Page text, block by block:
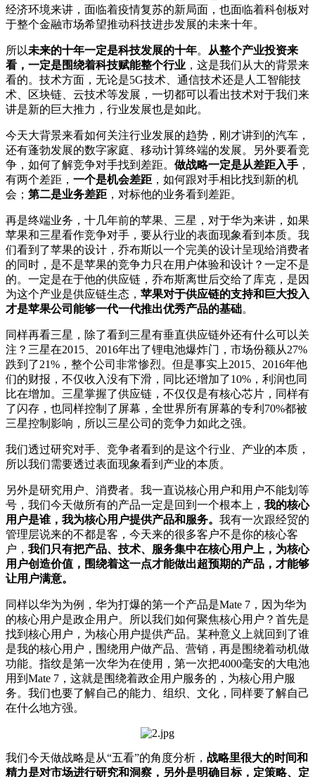
经济环境来讲，面临着疫情复苏的新局面，也面临着科创板对
于整个金融市场希望推动科技进步发展的未来十年。
所以未来的十年一定是科技发展的十年。
从整个产业投资来
看，一定是围绕着科技赋能整个行业 ，这是我们从大的背景来
看的。技术方面，无论是5G技术、通信技术还是人工智能技
术、区块链、云技术等发展，一切都可以看出技术对于我们来
讲是新的巨大推力，行业发展也是如此。
今天大背景来看如何关注行业发展的趋势，刚才讲到的汽车，
还有蓬勃发展的数字家庭、移动计算终端的发展。另外要看竞
争，如何了解竞争对手找到差距。 做战略一定是从差距入手 ，
有两个差距， 一个是机会差距 ，如何跟对手相比找到新的机
会； 第二是业务差距 ，对标他的业务看到差距。
再是终端业务，十几年前的苹果、三星，对于华为来讲，如果
苹果和三星看作竞争对手，要从行业的表面现象看到本质。我
们看到了苹果的设计，乔布斯以一个完美的设计呈现给消费者
的同时，是不是苹果的竞争力只在用户体验和设计？一定不是
的。一定是在于他的供应链，乔布斯离世后交给了库克，是因
为这个产业是供应链生态， 苹果对于供应链的支持和巨大投入
才是苹果公司能够一代一代推出优秀产品的基础。
同样再看三星，除了看到三星有垂直供应链外还有什么可以关
注？三星在2015、2016年出了锂电池爆炸门，市场份额从27%
跌到了21%，整个公司非常惨烈。但是事实上2015、2016年他
们的财报，不仅收入没有下滑，同比还增加了10%，利润也同
比在增加。三星掌握了供应链，不仅仅是有核心芯片，同样有
了闪存，也同样控制了屏幕，全世界所有屏幕的专利70%都被
三星控制影响，所以三星公司的竞争力如此之强。
我们透过研究对手、竞争者看到的是这个行业、产业的本质，
所以我们需要透过表面现象看到产业的本质。
另外是研究用户、消费者。我一直说核心用户和用户不能划等
号，我们今天做所有的产品一定是回到一个根本上， 我的核心
用户是谁，我为核心用户提供产品和服务。 我有一次跟经贸的
管理层说来的不都是客，今天来的很多客户不是你的核心客
户， 我们只有把产品、技术、服务集中在核心用户上，为核心
用户创造价值，围绕着这一点才能做出超预期的产品，才能够
让用户满意。
同样以华为为例，华为打爆的第一个产品是Mate 7，因为华为
的核心用户是政企用户。所以我们如何聚焦核心用户？首先是
找到核心用户，为核心用户提供产品。某种意义上就回到了谁
是我的核心用户，围绕用户做产品、营销，再是围绕着动机做
功能。指纹是第一次华为在使用，第一次把4000毫安的大电池
用到Mate 7，这就是围绕着政企用户服务的，为核心用户服
务。我们也要了解自己的能力、组织、文化，同样要了解自己
在什么地方强。
我们今天做战略是从“五看”的角度分析， 战略里很大的时间和
精力是对市场进行研究和洞察，另外是明确目标，定策略、定